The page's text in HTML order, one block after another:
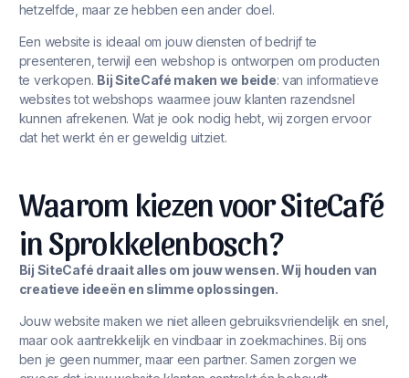
hetzelfde, maar ze hebben een ander doel.
Een website is ideaal om jouw diensten of bedrijf te
presenteren, terwijl een webshop is ontworpen om producten
te verkopen. Bij SiteCafé maken we beide: van informatieve
websites tot webshops waarmee jouw klanten razendsnel
kunnen afrekenen. Wat je ook nodig hebt, wij zorgen ervoor
dat het werkt én er geweldig uitziet.
Waarom kiezen voor SiteCafé
in Sprokkelenbosch?
Bij SiteCafé draait alles om jouw wensen. Wij houden van
creatieve ideeën en slimme oplossingen.
Jouw website maken we niet alleen gebruiksvriendelijk en snel,
maar ook aantrekkelijk en vindbaar in zoekmachines. Bij ons
ben je geen nummer, maar een partner. Samen zorgen we